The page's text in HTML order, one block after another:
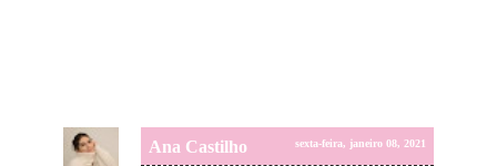
Ana Castilho sexta-feira, janeiro 08, 2021